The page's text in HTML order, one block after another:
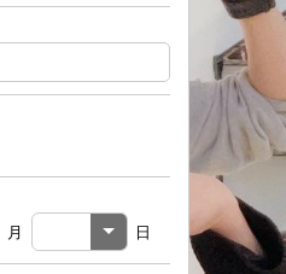
月 日
住所（市区
電話番号 必
メールアド